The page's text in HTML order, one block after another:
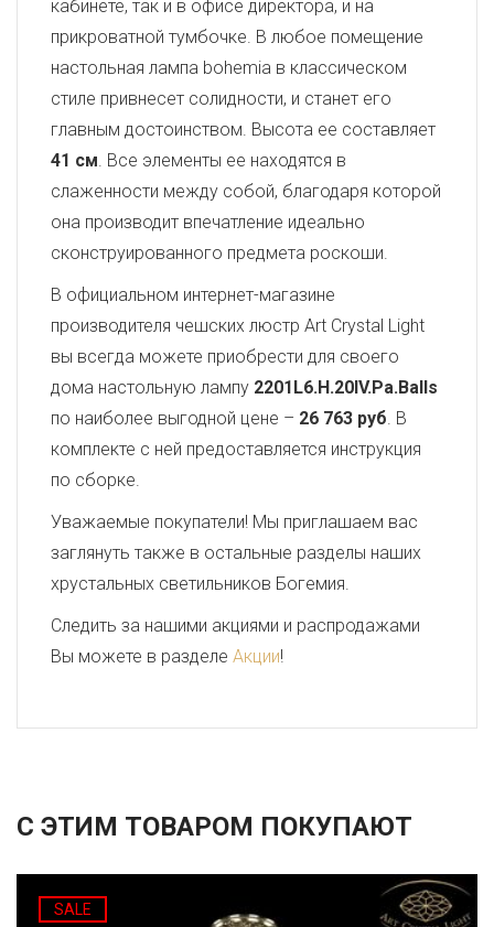
кабинете, так и в офисе директора, и на
прикроватной тумбочке. В любое помещение
настольная лампа bohemia в классическом
стиле привнесет солидности, и станет его
главным достоинством. Высота ее составляет
41 см. Все элементы ее находятся в
слаженности между собой, благодаря которой
она производит впечатление идеально
сконструированного предмета роскоши.
В официальном интернет-магазине
производителя чешских люстр Art Crystal Light
вы всегда можете приобрести для своего
дома настольную лампу 2201L6.H.20IV.Pa.Balls
по наиболее выгодной цене – 26 763 руб. В
комплекте с ней предоставляется инструкция
по сборке.
Уважаемые покупатели! Мы приглашаем вас
заглянуть также в остальные разделы наших
хрустальных светильников Богемия.
Следить за нашими акциями и распродажами
Вы можете в разделе Акции!
С ЭТИМ ТОВАРОМ ПОКУПАЮТ
SALE